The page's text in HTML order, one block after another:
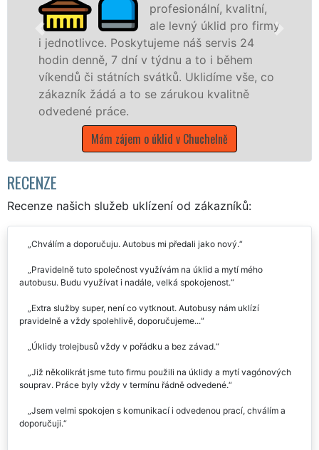
profesionální, kvalitní,
ale levný úklid pro firmy
Poskytujeme náš servis 24
7 dní v týdnu a to i během
svátků. Uklidíme vše, co
a to se zárukou kvalitně
zájem o úklid v Chuchelně
nabízíme
státní
Libereckém
RECENZE
Recenze našich služeb uklízení od zákazníků:
Chválím a doporučuju. Autobus mi předali jako nový.
Pravidelně tuto společnost využívám na úklid a mytí mého
autobusu. Budu využívat i nadále, velká spokojenost.
Extra služby super, není co vytknout. Autobusy nám uklízí
pravidelně a vždy spolehlivě, doporučujeme...
Úklidy trolejbusů vždy v pořádku a bez závad.
Již několikrát jsme tuto firmu použili na úklidy a mytí vagónových
souprav. Práce byly vždy v termínu řádně odvedené.
Jsem velmi spokojen s komunikací i odvedenou prací, chválím a
doporučuji.